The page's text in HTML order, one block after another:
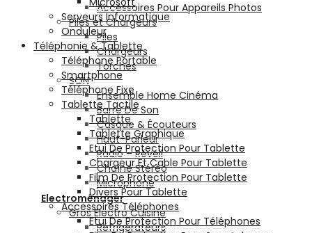
Accessoires Pour Appareils Photos
Piles et Chargeurs
Piles
Chargeurs
Torches
SON
Ensemble Home Cinéma
Barre De Son
Casque & Écouteurs
Haut-Parleur
Radio – Réveil
Chaîne Stéréo
Microphone
Electroménager
Gros Electro Cuisine
Réfrigérateurs
Serveurs Informatique
Onduleur
Téléphonie & Tablette
Téléphone Portable
Smartphone
Téléphone Fixe
Tablette Tactile
Tablette
Tablette Graphique
Etui De Protection Pour Tablette
Chargeur Et Cable Pour Tablette
Film De Protection Pour Tablette
Divers Pour Tablette
Accessoires Téléphones
Etui De Protection Pour Téléphones